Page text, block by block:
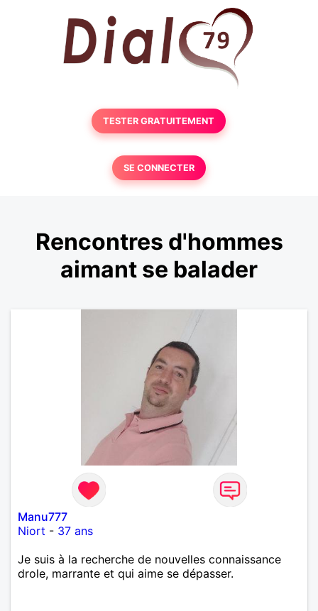
TESTER GRATUITEMENT
SE CONNECTER
Rencontres d'hommes
aimant se balader
Manu777
Niort - 37 ans
Je suis à la recherche de nouvelles connaissance
drole, marrante et qui aime se dépasser.